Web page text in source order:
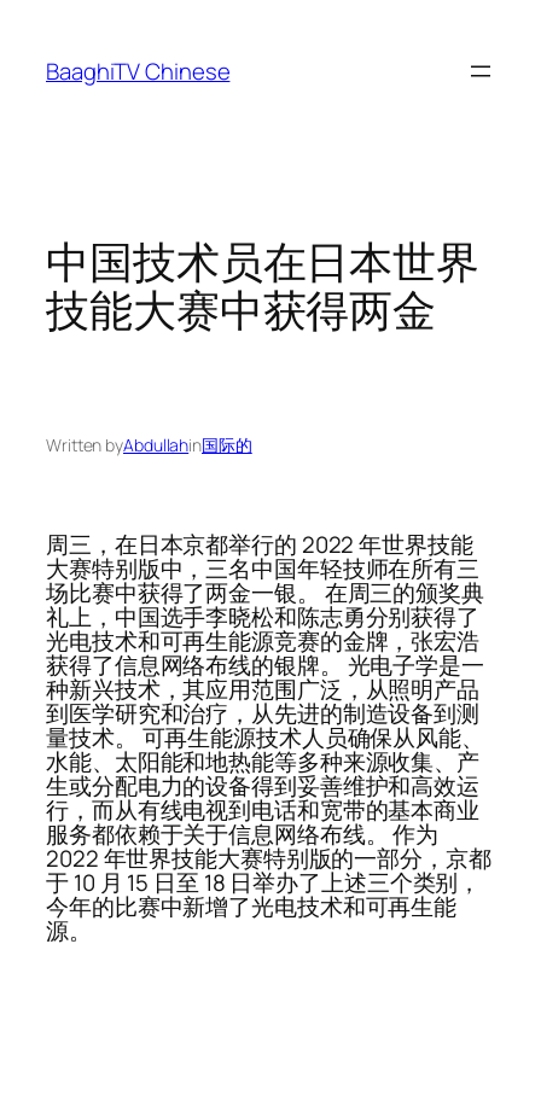
content
BaaghiTV Chinese
中国技术员在日本世界
技能大赛中获得两金
Written byAbdullahin国际的
周三，在日本京都举行的 2022 年世界技能
大赛特别版中，三名中国年轻技师在所有三
场比赛中获得了两金一银。 在周三的颁奖典
礼上，中国选手李晓松和陈志勇分别获得了
光电技术和可再生能源竞赛的金牌，张宏浩
获得了信息网络布线的银牌。 光电子学是一
种新兴技术，其应用范围广泛，从照明产品
到医学研究和治疗，从先进的制造设备到测
量技术。 可再生能源技术人员确保从风能、
水能、太阳能和地热能等多种来源收集、产
生或分配电力的设备得到妥善维护和高效运
行，而从有线电视到电话和宽带的基本商业
服务都依赖于关于信息网络布线。 作为
2022 年世界技能大赛特别版的一部分，京都
于 10 月 15 日至 18 日举办了上述三个类别，
今年的比赛中新增了光电技术和可再生能
源。